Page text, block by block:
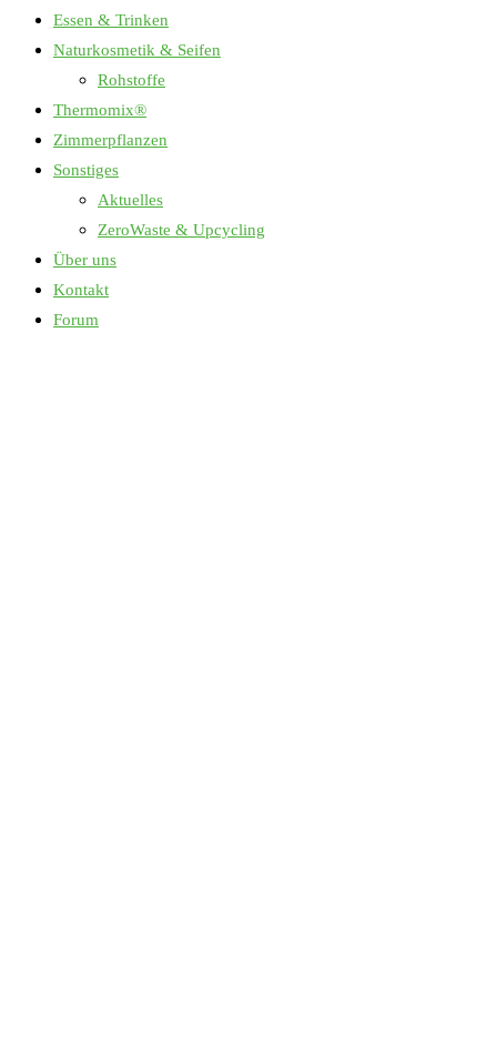
Essen & Trinken
Naturkosmetik & Seifen
Rohstoffe
Thermomix®
Zimmerpflanzen
Sonstiges
Aktuelles
ZeroWaste & Upcycling
Über uns
Kontakt
Forum